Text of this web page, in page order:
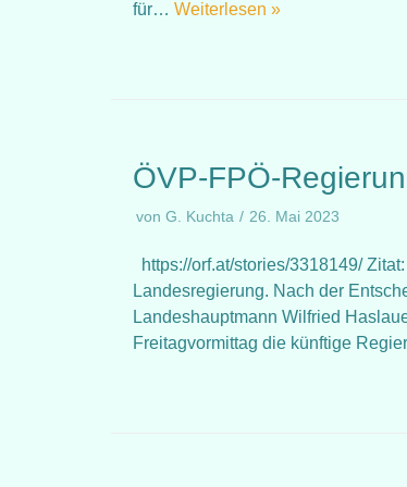
für… Weiterlesen »
ÖVP-FPÖ-
von G. Kuchta 26. Mai 2023
https://orf.at/stories/3318149/
Landesregierung. Nach der
Landeshauptmann Wilfried
Freitagvormittag die künftige